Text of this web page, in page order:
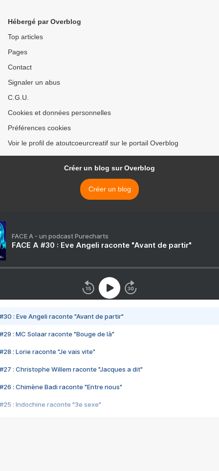
Hébergé par Overblog
Top articles
Pages
Contact
Signaler un abus
C.G.U.
Cookies et données personnelles
Préférences cookies
Voir le profil de atoutcoeurcreatif sur le portail Overblog
Créer un blog sur Overblog
Créer un blog
FACE A - un podcast Purecharts
FACE A #30 : Eve Angeli raconte "Avant de partir"
#30 : Eve Angeli raconte "Avant de partir"
#29 : MC Solaar raconte "Bouge de là"
#28 : Lorie raconte "Je vais vite"
#27 : Christophe Willem raconte "Jacques a dit"
#26 : Chimène Badi raconte "Entre nous"
#25 : Indochine raconte "3e sexe"